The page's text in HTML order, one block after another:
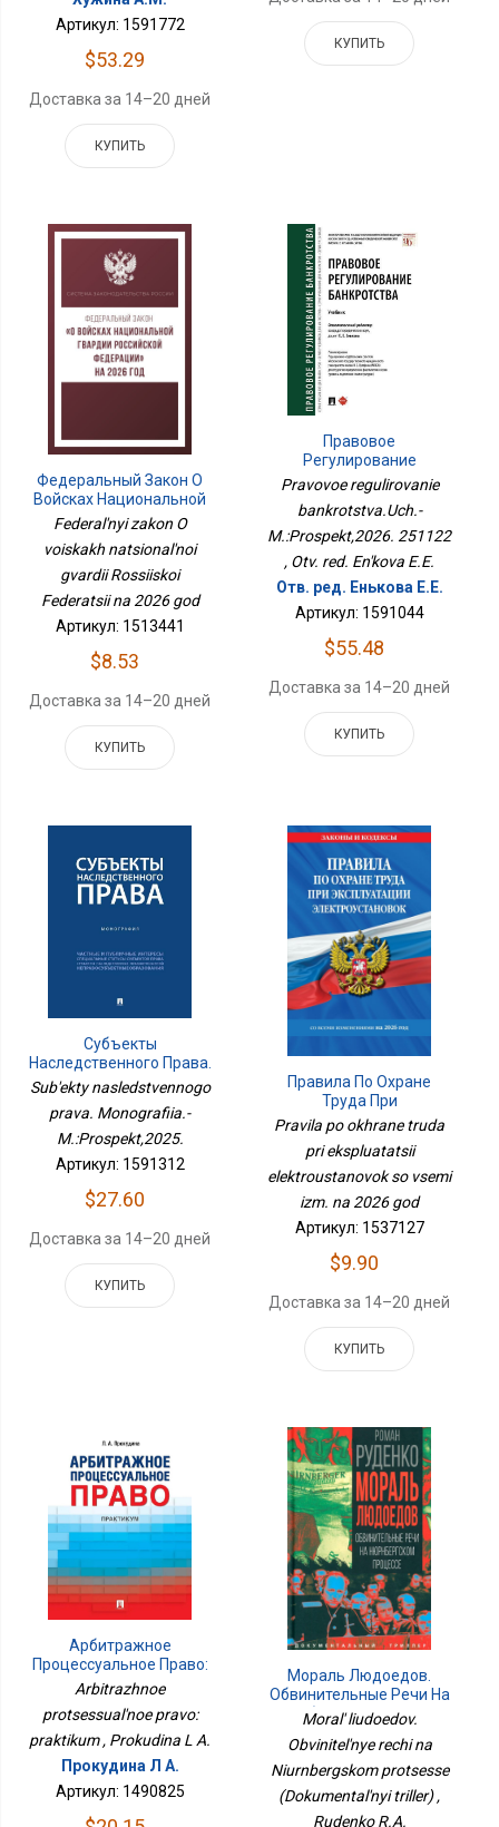
Артикул: 1591772
$53.29
Доставка за 14–20 дней
КУПИТЬ
КУПИТЬ
Федеральный Закон О
Войсках Национальной
Гвардии Российской
Федерации На 2026 Год
Federal'nyi zakon O
voiskakh natsional'noi
gvardii Rossiiskoi
Federatsii na 2026 god
Артикул: 1513441
$8.53
Доставка за 14–20 дней
КУПИТЬ
Правовое
Регулирование
Банкротства.Уч.-
М.:Проспект,2026.
251122
Pravovoe regulirovanie
bankrotstva.Uch.-
M.:Prospekt,2026. 251122
, Otv. red. En'kova E.E.
Отв. ред. Енькова Е.Е.
Артикул: 1591044
$55.48
Доставка за 14–20 дней
КУПИТЬ
Субъекты
Наследственного Права.
Монография.-
М.:Проспект,2025.
Sub'ekty nasledstvennogo
prava. Monografiia.-
M.:Prospekt,2025.
Артикул: 1591312
$27.60
Доставка за 14–20 дней
КУПИТЬ
Правила По Охране
Труда При
Эксплуатации
Электроустановок Со
Всеми Изм. На 2026 Год
Pravila po okhrane truda
pri ekspluatatsii
elektroustanovok so vsemi
izm. na 2026 god
Артикул: 1537127
$9.90
Доставка за 14–20 дней
КУПИТЬ
Арбитражное
Процессуальное Право:
Практикум
Arbitrazhnoe
protsessual'noe pravo:
praktikum , Prokudina L A.
Прокудина Л А.
Артикул: 1490825
Мораль Людоедов.
Обвинительные Речи На
Нюрнбергском Процессе
Триллер)
Moral' liudoedov.
Obvinitel'nye rechi na
Niurnbergskom protsesse
(Dokumental'nyi triller) ,
Rudenko R.A.